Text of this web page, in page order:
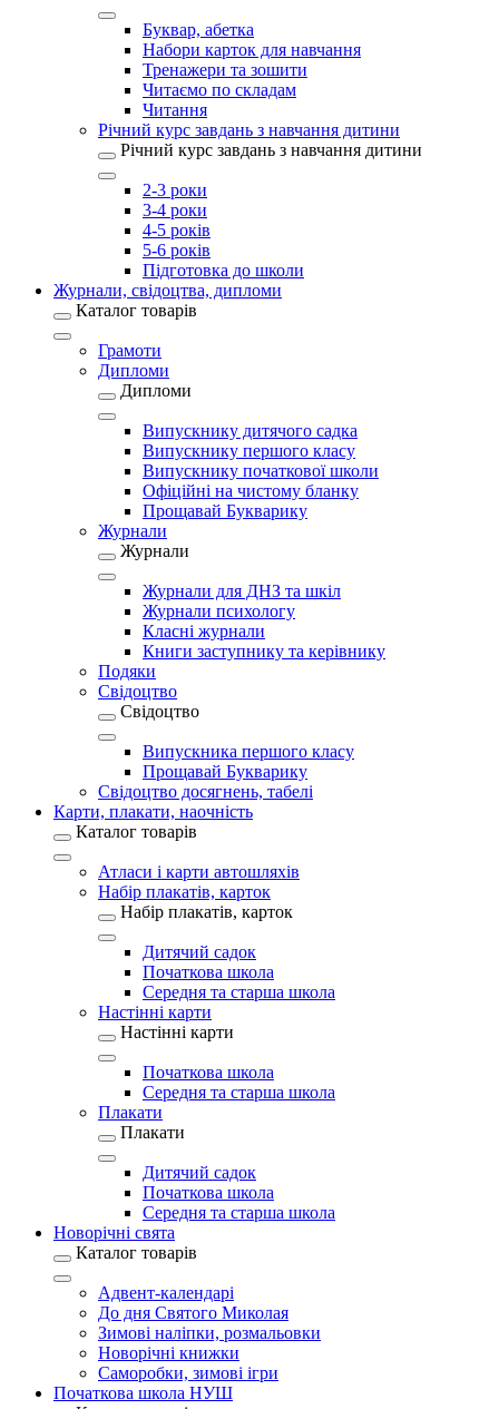
Буквар, абетка
Набори карток для навчання
Тренажери та зошити
Читаємо по складам
Читання
Річний курс завдань з навчання дитини
Річний курс завдань з навчання дитини
2-3 роки
3-4 роки
4-5 років
5-6 років
Підготовка до школи
Журнали, свідоцтва, дипломи
Каталог товарів
Грамоти
Дипломи
Дипломи
Випускнику дитячого садка
Випускнику першого класу
Випускнику початкової школи
Офіційні на чистому бланку
Прощавай Букварику
Журнали
Журнали
Журнали для ДНЗ та шкіл
Журнали психологу
Класні журнали
Книги заступнику та керівнику
Подяки
Свідоцтво
Свідоцтво
Випускника першого класу
Прощавай Букварику
Свідоцтво досягнень, табелі
Карти, плакати, наочність
Каталог товарів
Атласи і карти автошляхів
Набір плакатів, карток
Набір плакатів, карток
Дитячий садок
Початкова школа
Середня та старша школа
Настінні карти
Настінні карти
Початкова школа
Середня та старша школа
Плакати
Плакати
Дитячий садок
Початкова школа
Середня та старша школа
Новорічні свята
Каталог товарів
Адвент-календарі
До дня Святого Миколая
Зимові наліпки, розмальовки
Новорічні книжки
Саморобки, зимові ігри
Початкова школа НУШ